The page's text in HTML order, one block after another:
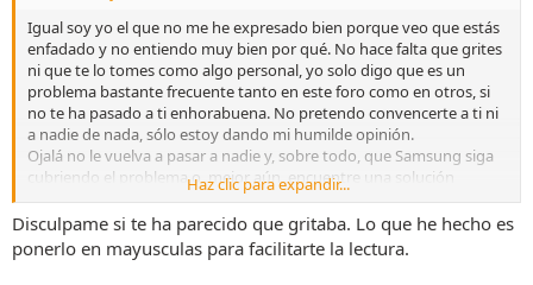
Igual soy yo el que no me he expresado bien porque veo que estás
enfadado y no entiendo muy bien por qué. No hace falta que grites
ni que te lo tomes como algo personal, yo solo digo que es un
problema bastante frecuente tanto en este foro como en otros, si
no te ha pasado a ti enhorabuena. No pretendo convencerte a ti ni
a nadie de nada, sólo estoy dando mi humilde opinión.
Ojalá no le vuelva a pasar a nadie y, sobre todo, que Samsung siga
cubriendo el problema o, mejor aún, encuentre una solución
Haz clic para expandir...
Disculpame si te ha parecido que gritaba. Lo que he hecho es
ponerlo en mayusculas para facilitarte la lectura.